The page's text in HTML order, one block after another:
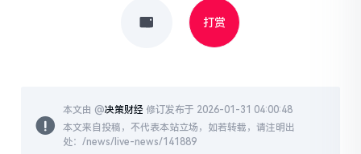
打赏
本文由 @决策财经 修订发布于 2026-01-31 04:00:48
本文来自投稿，不代表本站立场，如若转载，请注明出
处：/news/live-news/141889